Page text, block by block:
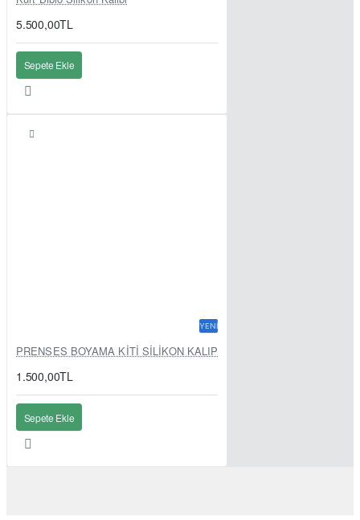
5.500,00TL
Sepete Ekle
YENI
PRENSES BOYAMA KİTİ SİLİKON KALIP
1.500,00TL
Sepete Ekle